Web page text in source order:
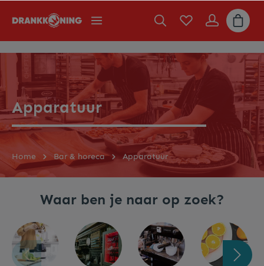
Apparatuur
Home Bar & horeca Apparatuur
Waar ben je naar op zoek?